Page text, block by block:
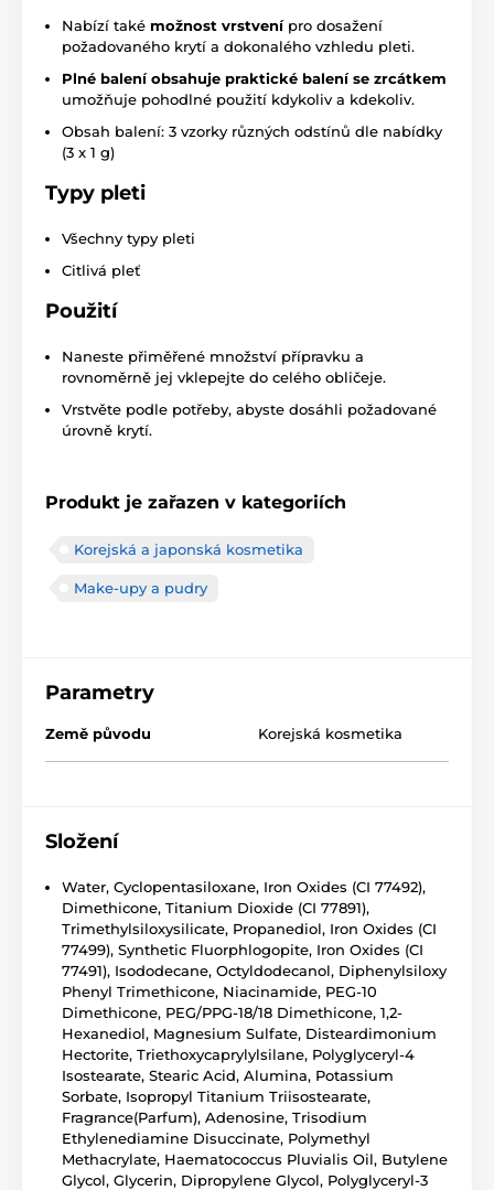
Nabízí také možnost vrstvenípro dosažení
požadovaného krytí a dokonalého vzhledu pleti.
Plné balení obsahuje praktické balení se zrcátkem
umožňuje pohodlné použití kdykoliv a kdekoliv.
Obsah balení: 3 vzorky různých odstínů dle nabídky
(3 x 1 g)
Typy pleti
Všechny typy pleti
Citlivá pleť
Použití
Naneste přiměřené množství přípravku a
rovnoměrně jej vklepejte do celého obličeje.
Vrstvěte podle potřeby, abyste dosáhli požadované
úrovně krytí.
Produkt je zařazen v kategoriích
Korejská a japonská kosmetika
Make-upy a pudry
Parametry
Země původu Korejská kosmetika
Složení
Water, Cyclopentasiloxane, Iron Oxides (CI 77492),
Dimethicone, Titanium Dioxide (CI 77891),
Trimethylsiloxysilicate, Propanediol, Iron Oxides (CI
77499), Synthetic Fluorphlogopite, Iron Oxides (CI
77491), Isododecane, Octyldodecanol, Diphenylsiloxy
Phenyl Trimethicone, Niacinamide, PEG-10
Dimethicone, PEG/PPG-18/18 Dimethicone, 1,2-
Hexanediol, Magnesium Sulfate, Disteardimonium
Hectorite, Triethoxycaprylylsilane, Polyglyceryl-4
Isostearate, Stearic Acid, Alumina, Potassium
Sorbate, Isopropyl Titanium Triisostearate,
Fragrance(Parfum), Adenosine, Trisodium
Ethylenediamine Disuccinate, Polymethyl
Methacrylate, Haematococcus Pluvialis Oil, Butylene
Glycol, Glycerin, Dipropylene Glycol, Polyglyceryl-3